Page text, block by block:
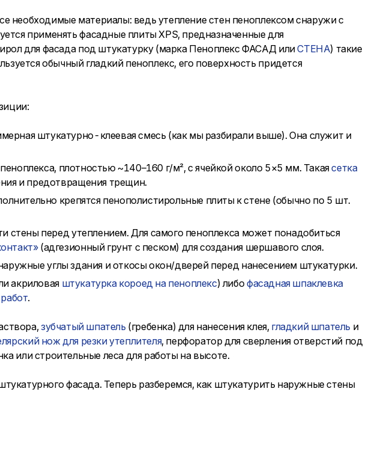
необходимые материалы: ведь утепление стен пеноплексом снаружи с
применять фасадные плиты XPS, предназначенные для
для фасада под штукатурку (марка Пеноплекс ФАСАД илиСТЕНА) такие
обычный гладкий пеноплекс, его поверхность придется
штукатурно-клеевая смесь (как мы разбирали выше). Она служит и
плотностью ~140–160 г/м², с ячейкой около 5×5 мм. Такаясетка
и предотвращения трещин.
крепятся пенополистирольные плиты к стене (обычно по 5 шт.
стены перед утеплением. Для самого пеноплекса может понадобиться
(адгезионный грунт с песком) для создания шершавого слоя.
углы здания и откосы окон/дверей перед нанесением штукатурки.
акриловая штукатурка короед на пеноплекс) либо фасадная шпаклевка
.
зубчатый шпатель (гребенка) для нанесения клея, гладкий шпатель и
нож для резки утеплителя, перфоратор для сверления отверстий под
или строительные леса для работы на высоте.
фасада. Теперь разберемся, как штукатурить наружные стены